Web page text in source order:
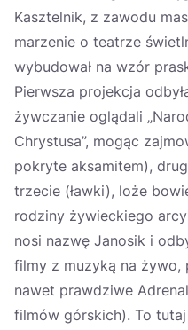
Kasztelnik, z zawodu
marzenie o teatrze
wybudował na wzór
Pierwsza projekcja
żywczanie oglądali
Chrystusa”, mogąc
pokryte aksamitem),
trzecie (ławki), loże
rodziny żywieckiego
nosi nazwę Janosik i
filmy z muzyką na żywo,
nawet prawdziwe
filmów górskich). To